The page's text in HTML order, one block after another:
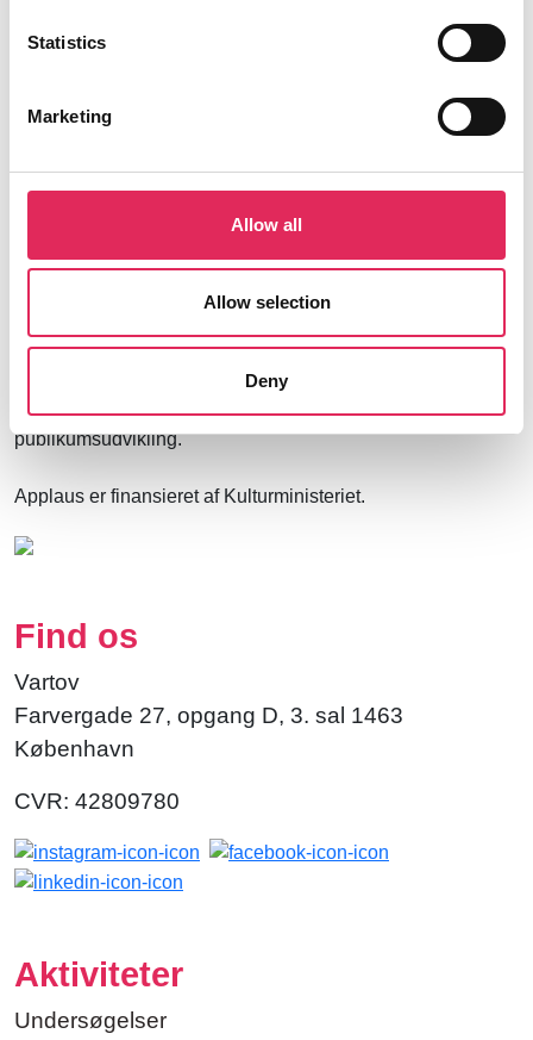
Statistics
Marketing
Allow all
Allow selection
Deny
mission.
at møde kunsten og kulturen, og for at
kulturinstitutionerne får kvalificeret viden og
inspiration til arbejde strategisk med
publikumsudvikling.
Applaus er finansieret af Kulturministeriet.
Find os
Vartov
Farvergade 27, opgang D, 3. sal 1463
København
CVR: 42809780
Aktiviteter
Undersøgelser